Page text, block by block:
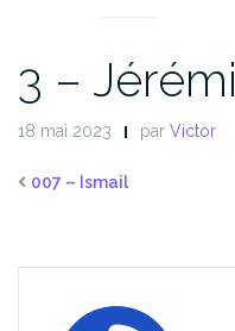
3 – Jérémi
18 mai 2023 par Victor
007 – Ismail